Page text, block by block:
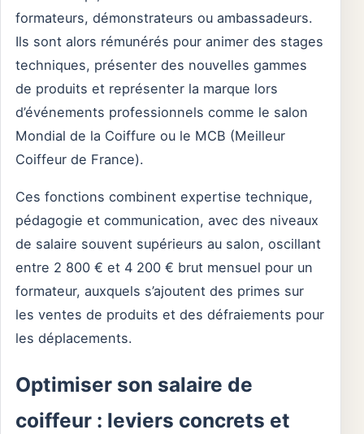
formateurs, démonstrateurs ou ambassadeurs.
Ils sont alors rémunérés pour animer des stages
techniques, présenter des nouvelles gammes
de produits et représenter la marque lors
d’événements professionnels comme le salon
Mondial de la Coiffure ou le MCB (Meilleur
Coiffeur de France).
Ces fonctions combinent expertise technique,
pédagogie et communication, avec des niveaux
de salaire souvent supérieurs au salon, oscillant
entre 2 800 € et 4 200 € brut mensuel pour un
formateur, auxquels s’ajoutent des primes sur
les ventes de produits et des défraiements pour
les déplacements.
Optimiser son salaire de
coiffeur : leviers concrets et